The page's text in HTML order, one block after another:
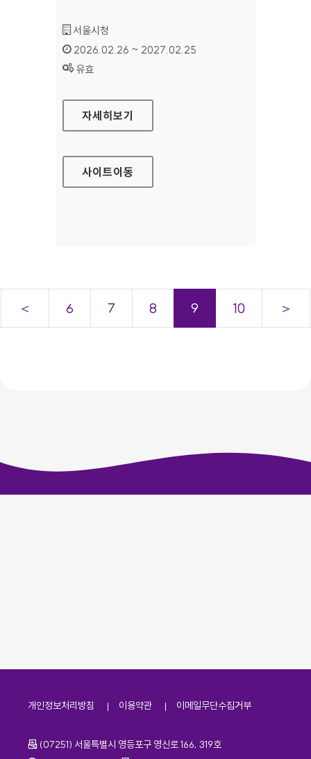
기관명 :
서울시청
인증기간 :
2026.02.26 ~ 2027.02.25
상태 :
유효
서울도시공간포털
자세히보기
사이트이동
＜ 6 7 8 9 10 ＞
개인정보처리방침 이용약관 이메일무단수집거부
주소
(07251) 서울특별시 영등포구 영신로 166, 319호